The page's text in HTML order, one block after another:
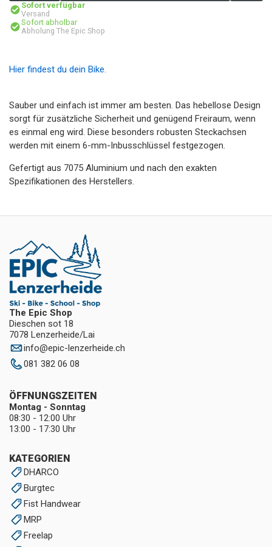
Sofort verfügbar
Versand
Sofort abholbar
Abholung The Epic Shop
Hier findest du dein Bike.
Sauber und einfach ist immer am besten. Das hebellose Design
sorgt für zusätzliche Sicherheit und genügend Freiraum, wenn
es einmal eng wird. Diese besonders robusten Steckachsen
werden mit einem 6-mm-Inbusschlüssel festgezogen.
Gefertigt aus 7075 Aluminium und nach den exakten
Spezifikationen des Herstellers.
The Epic Shop
Dieschen sot 18
7078 Lenzerheide/Lai
info@epic-lenzerheide.ch
081 382 06 08
KATEGORIEN
DHARCO
Burgtec
Fist Handwear
MRP
Freelap
ÖFFNUNGSZEITEN
Montag - Sonntag
08:30 - 12:00 Uhr
13:00 - 17:30 Uhr